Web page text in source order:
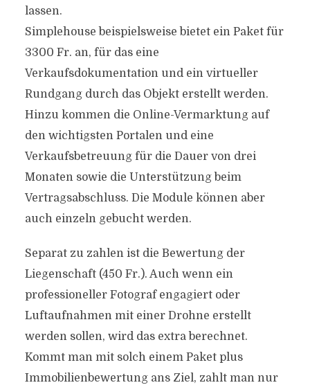
lassen.
Simplehouse beispielsweise bietet ein Paket für
3300 Fr. an, für das eine
Verkaufsdokumentation und ein virtueller
Rundgang durch das Objekt erstellt werden.
Hinzu kommen die Online-Vermarktung auf
den wichtigsten Portalen und eine
Verkaufsbetreuung für die Dauer von drei
Monaten sowie die Unterstützung beim
Vertragsabschluss. Die Module können aber
auch einzeln gebucht werden.
Separat zu zahlen ist die Bewertung der
Liegenschaft (450 Fr.). Auch wenn ein
professioneller Fotograf engagiert oder
Luftaufnahmen mit einer Drohne erstellt
werden sollen, wird das extra berechnet.
Kommt man mit solch einem Paket plus
Immobilienbewertung ans Ziel, zahlt man nur